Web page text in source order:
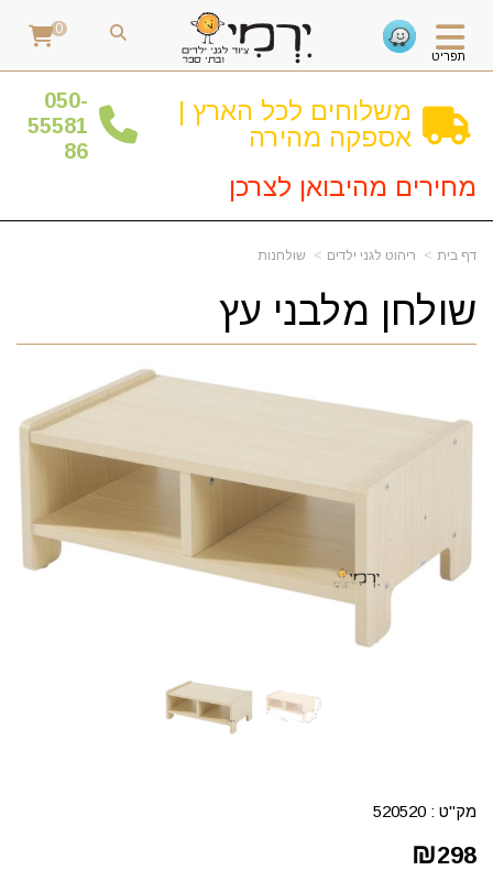
תפריט
0
משלוחים לכל הארץ |
אספקה מהירה
050-
55581
86
מחירים מהיבואן לצרכן
דף בית ריהוט לגני ילדים שולחנות
שולחן מלבני עץ
מק"ט : 520520
₪298